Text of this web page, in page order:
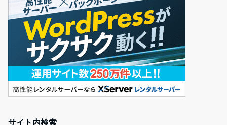
サイト内検索